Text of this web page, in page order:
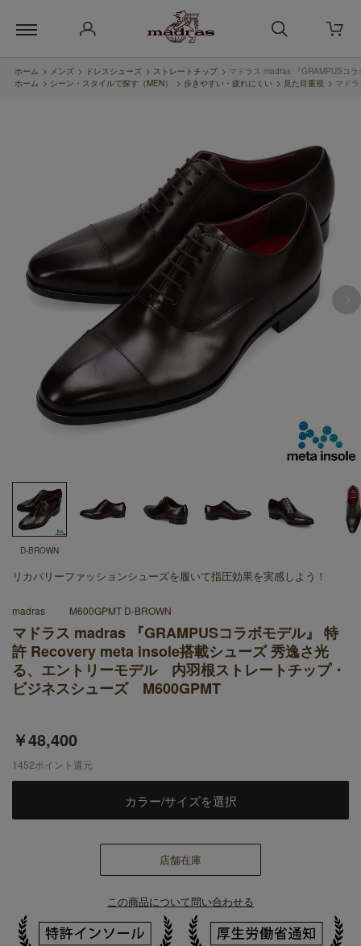
ホーム > メンズ > ドレスシューズ > ストレートチップ > マドラス madras 『GRAMPUSコ
ホーム > シーン・スタイルで探す（MEN） > 歩きやすい・疲れにくい > 見た目重視 > マド
D-BROWN
マドラス madras 『GRAMPUSコラボモデル』 特
許 Recovery meta insole搭載シューズ 秀逸さ光
る、エントリーモデル 内羽根ストレートチップ・
ビジネスシューズ M600GPMT
リカバリーファッションシューズを履いて指圧効果を実感しよう！
￥48,400
madras M600GPMT D-BROWN
1452ポイント還元
カラー/サイズを選択
店舗在庫
この商品について問い合わせる